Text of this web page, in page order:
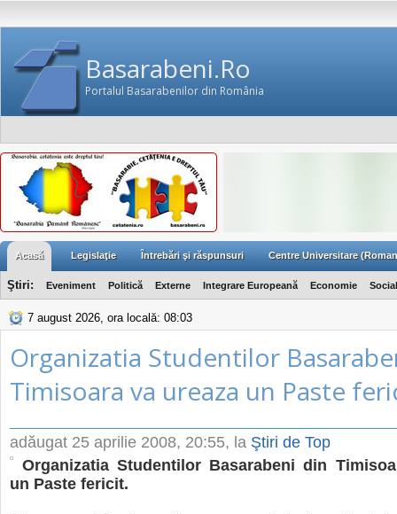
Basarabeni.Ro
Portalul Basarabenilor din România
Acasă Legislaţie Întrebări şi răspunsuri Centre Universitare
Ştiri: Eveniment Politică Externe Integrare Europeană Economie Social
7 august 2026, ora locală: 08:03
Organizatia Studentilor
Timisoara va ureaza un Paste
adăugat 25 aprilie 2008, 20:55, la Ştiri de Top
Organizatia Studentilor Basarabeni din
un Paste fericit.